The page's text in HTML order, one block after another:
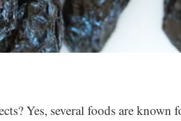
Yes, several foods are known